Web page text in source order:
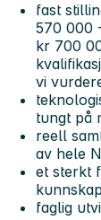
fast
570 000
kr 700
vi
tungt på
reell
av hele
et sterkt
faglig